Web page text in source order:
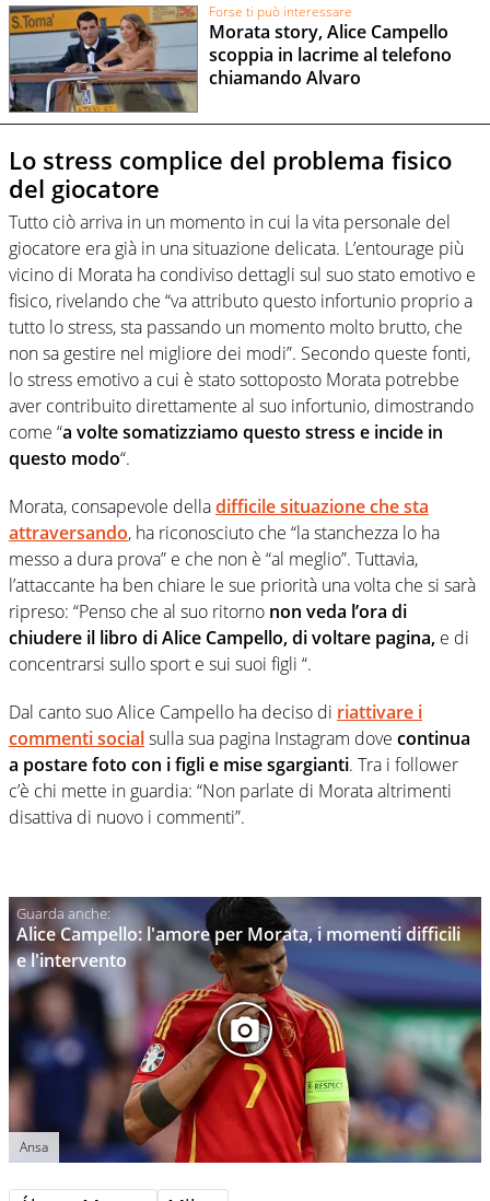
Forse ti può interessare
Morata story, Alice Campello
scoppia in lacrime al telefono
chiamando Alvaro
Lo stress complice del problema fisico
del giocatore
Tutto ciò arriva in un momento in cui la vita personale del
giocatore era già in una situazione delicata. L’entourage più
vicino di Morata ha condiviso dettagli sul suo stato emotivo e
fisico, rivelando che “va attributo questo infortunio proprio a
tutto lo stress, sta passando un momento molto brutto, che
non sa gestire nel migliore dei modi”. Secondo queste fonti,
lo stress emotivo a cui è stato sottoposto Morata potrebbe
aver contribuito direttamente al suo infortunio, dimostrando
come “a volte somatizziamo questo stress e incide in
questo modo“.
Morata, consapevole delladifficile situazione che sta
attraversando, ha riconosciuto che “la stanchezza lo ha
messo a dura prova” e che non è “al meglio”. Tuttavia,
l’attaccante ha ben chiare le sue priorità una volta che si sarà
ripreso: “Penso che al suo ritorno non veda l’ora di
chiudere il libro di Alice Campello, di voltare pagina, e di
concentrarsi sullo sport e sui suoi figli “.
Dal canto suo Alice Campello ha deciso di riattivare i
commenti socialsulla sua pagina Instagram dove continua
a postare foto con i figli e mise sgargianti. Tra i follower
c’è chi mette in guardia: “Non parlate di Morata altrimenti
disattiva di nuovo i commenti”.
Alice Campello: l'amore per Morata, i momenti difficili
e l'intervento
Ansa